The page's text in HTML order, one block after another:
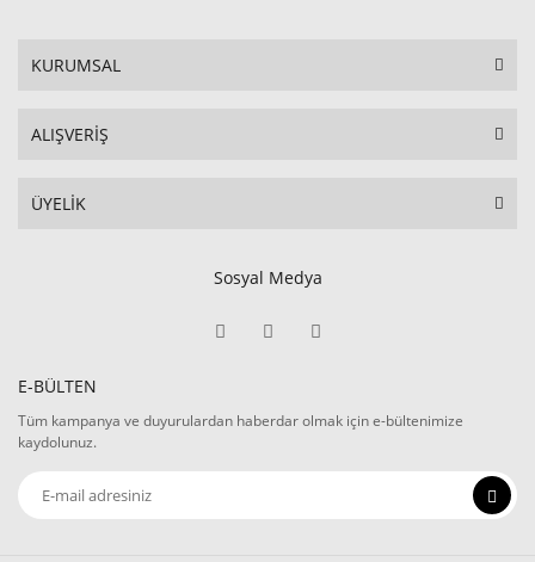
KURUMSAL
ALIŞVERİŞ
ÜYELİK
Sosyal Medya
E-BÜLTEN
Tüm kampanya ve duyurulardan haberdar olmak için e-bültenimize
kaydolunuz.